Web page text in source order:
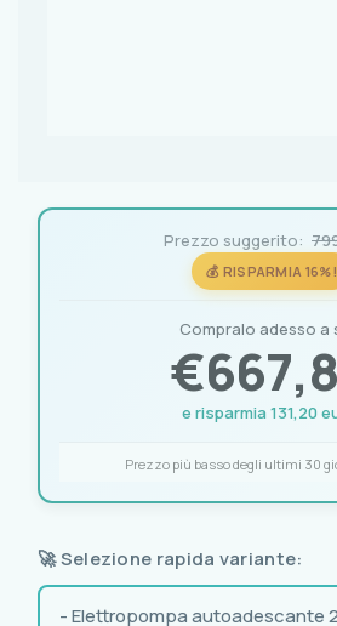
Prezzo suggerito:
💰 RISPARMIA 16%!
Compralo adesso a
€
e risparmia 131,20
Prezzo più basso degli ultimi 30
🚀 Selezione rapida variante: